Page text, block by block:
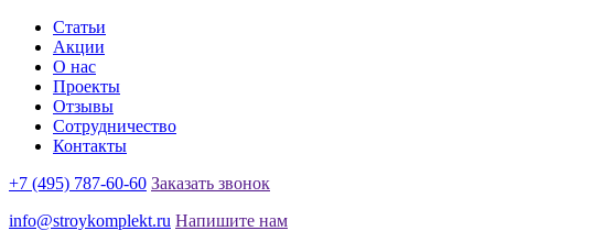
Статьи
Акции
О нас
Проекты
Отзывы
Сотрудничество
Контакты
+7 (495) 787-60-60 Заказать звонок
info@stroykomplekt.ru Напишите нам